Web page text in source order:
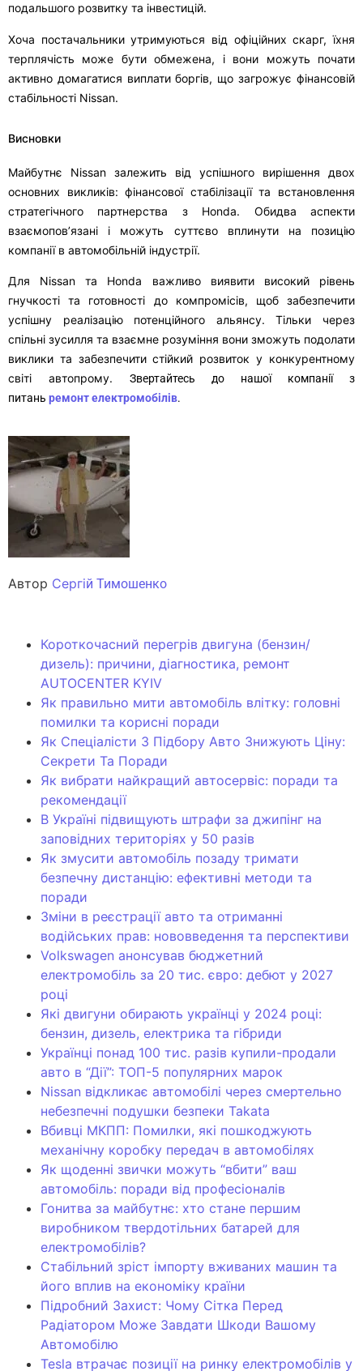
подальшого розвитку та інвестицій.
Хоча постачальники утримуються від офіційних скарг, їхня
терплячість може бути обмежена, і вони можуть почати
активно домагатися виплати боргів, що загрожує фінансовій
стабільності Nissan.
Висновки
Майбутнє Nissan залежить від успішного вирішення двох
основних викликів: фінансової стабілізації та встановлення
стратегічного партнерства з Honda. Обидва аспекти
взаємопов’язані і можуть суттєво вплинути на позицію
компанії в автомобільній індустрії.
Для Nissan та Honda важливо виявити високий рівень
гнучкості та готовності до компромісів, щоб забезпечити
успішну реалізацію потенційного альянсу. Тільки через
спільні зусилля та взаємне розуміння вони зможуть подолати
виклики та забезпечити стійкий розвиток у конкурентному
світі автопрому. Звертайтесь до нашої компанії з
питань ремонтелектромобілів.
Автор Сергій Тимошенко
Короткочасний перегрів двигуна (бензин/
дизель): причини, діагностика, ремонт
AUTOCENTER KYIV
Як правильно мити автомобіль влітку: головні
помилки та корисні поради
Як Спеціалісти З Підбору Авто Знижують Ціну:
Секрети Та Поради
Як вибрати найкращий автосервіс: поради та
рекомендації
В Україні підвищують штрафи за джипінг на
заповідних територіях у 50 разів
Як змусити автомобіль позаду тримати
безпечну дистанцію: ефективні методи та
поради
Зміни в реєстрації авто та отриманні
водійських прав: нововведення та перспективи
Volkswagen анонсував бюджетний
електромобіль за 20 тис. євро: дебют у 2027
році
Які двигуни обирають українці у 2024 році:
бензин, дизель, електрика та гібриди
Українці понад 100 тис. разів купили-продали
авто в “Дії”: ТОП-5 популярних марок
Nissan відкликає автомобілі через смертельно
небезпечні подушки безпеки Takata
Вбивці МКПП: Помилки, які пошкоджують
механічну коробку передач в автомобілях
Як щоденні звички можуть “вбити” ваш
автомобіль: поради від професіоналів
Гонитва за майбутнє: хто стане першим
виробником твердотільних батарей для
електромобілів?
Стабільний зріст імпорту вживаних машин та
його вплив на економіку країни
Підробний Захист: Чому Сітка Перед
Радіатором Може Завдати Шкоди Вашому
Автомобілю
Tesla втрачає позиції на ринку електромобілів у